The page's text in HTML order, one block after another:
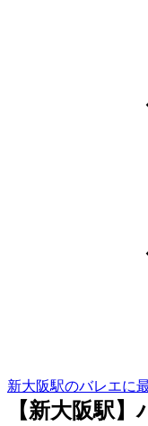
新大阪駅のバレエに
【新大阪駅